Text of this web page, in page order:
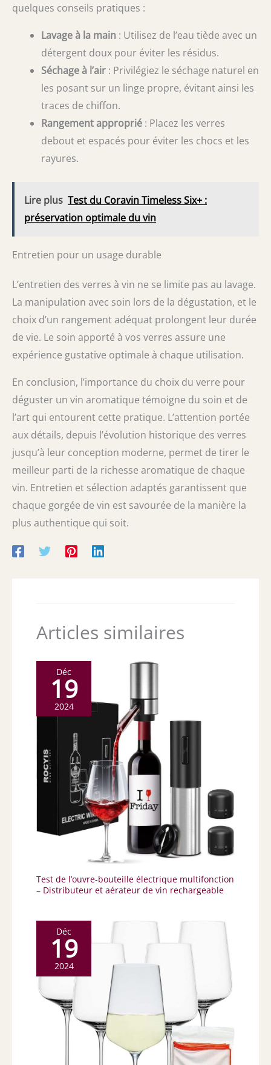
quelques conseils pratiques :
Lavage à la main : Utilisez de l’eau tiède avec un
détergent doux pour éviter les résidus.
Séchage à l’air : Privilégiez le séchage naturel en
les posant sur un linge propre, évitant ainsi les
traces de chiffon.
Rangement approprié : Placez les verres
debout et espacés pour éviter les chocs et les
rayures.
Lire plus Test du Coravin Timeless Six+ :
préservation optimale du vin
Entretien pour un usage durable
L’entretien des verres à vin ne se limite pas au lavage.
La manipulation avec soin lors de la dégustation, et le
choix d’un rangement adéquat prolongent leur durée
de vie. Le soin apporté à vos verres assure une
expérience gustative optimale à chaque utilisation.
En conclusion, l’importance du choix du verre pour
déguster un vin aromatique témoigne du soin et de
l’art qui entourent cette pratique. L’attention portée
aux détails, depuis l’évolution historique des verres
jusqu’à leur conception moderne, permet de tirer le
meilleur parti de la richesse aromatique de chaque
vin. Entretien et sélection adaptés garantissent que
chaque gorgée de vin est savourée de la manière la
plus authentique qui soit.
Articles similaires
Déc
19
2024
Test de l’ouvre-bouteille électrique multifonction
– Distributeur et aérateur de vin rechargeable
Déc
19
2024